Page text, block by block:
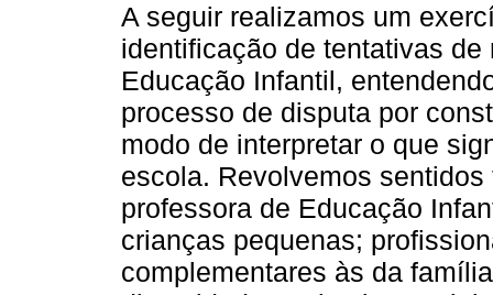
A seguir realizamos um
identificação de tentativas
Educação Infantil,
processo de disputa por
modo de interpretar o que
escola. Revolvemos
professora de Educação
crianças pequenas;
complementares às da